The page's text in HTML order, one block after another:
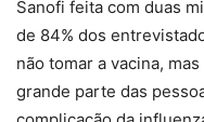
Sanofi feita com duas
de 84% dos
não tomar a vacina,
grande parte das